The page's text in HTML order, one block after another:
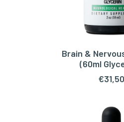
TOEVOEGEN AAN
Brain &
(60ml
€31,50